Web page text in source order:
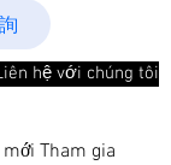
hệ với chúng tôi
Tham gia